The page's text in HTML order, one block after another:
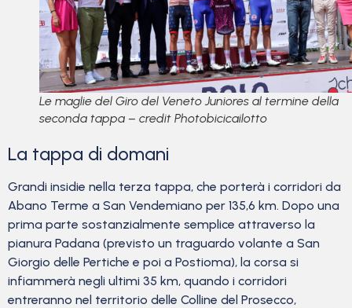
Le maglie del Giro del Veneto Juniores al termine della
seconda tappa – credit Photobicicailotto
La tappa di domani
Grandi insidie nella terza tappa, che porterà i corridori da
Abano Terme a San Vendemiano per 135,6 km. Dopo una
prima parte sostanzialmente semplice attraverso la
pianura Padana (previsto un traguardo volante a San
Giorgio delle Pertiche e poi a Postioma), la corsa si
infiammerà negli ultimi 35 km, quando i corridori
entreranno nel territorio delle Colline del Prosecco,